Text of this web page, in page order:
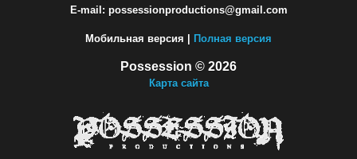
E-mail: possessionproductions@gmail.com
Мобильная версия | Полная версия
Possession © 2026
Карта сайта